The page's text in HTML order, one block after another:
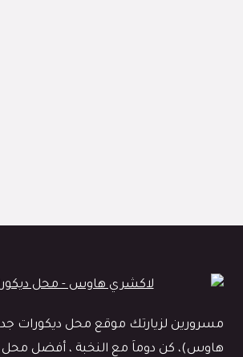
مسرورين لزيارتك موقع محل ديكورات
هاوس)، كن دوماَ مع النخبة ، أفضل محل